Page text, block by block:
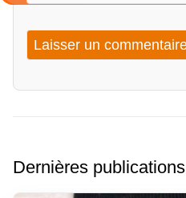
Dernières publications